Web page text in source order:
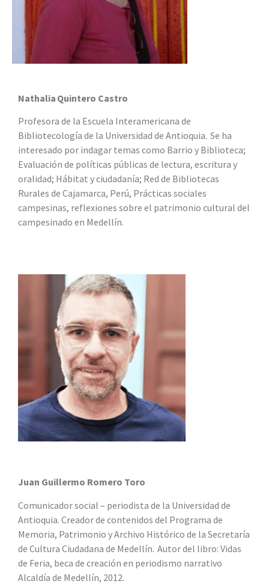
Nathalia Quintero Castro
Profesora de la Escuela Interamericana de
Bibliotecología de la Universidad de Antioquia. Se ha
interesado por indagar temas como Barrio y Biblioteca;
Evaluación de políticas públicas de lectura, escritura y
oralidad; Hábitat y ciudadanía; Red de Bibliotecas
Rurales de Cajamarca, Perú, Prácticas sociales
campesinas, reflexiones sobre el patrimonio cultural del
campesinado en Medellín.
Juan Guillermo Romero Toro
Comunicador social – periodista de la Universidad de
Antioquia. Creador de contenidos del Programa de
Memoria, Patrimonio y Archivo Histórico de la Secretaría
de Cultura Ciudadana de Medellín. Autor del libro: Vidas
de Feria, beca de creación en periodismo narrativo
Alcaldía de Medellín, 2012.